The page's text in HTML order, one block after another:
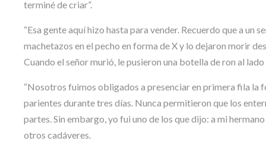
terminé de criar”.
“Esa gente aquí hizo hasta para vender. Recuerdo que a un
machetazos en el pecho en forma de X y lo dejaron morir
Cuando el señor murió, le pusieron una botella de ron al lado
“Nosotros fuimos obligados a presenciar en primera fila la
parientes durante tres días. Nunca permitieron que los
partes. Sin embargo, yo fui uno de los que dijo: a mi
otros cadáveres.